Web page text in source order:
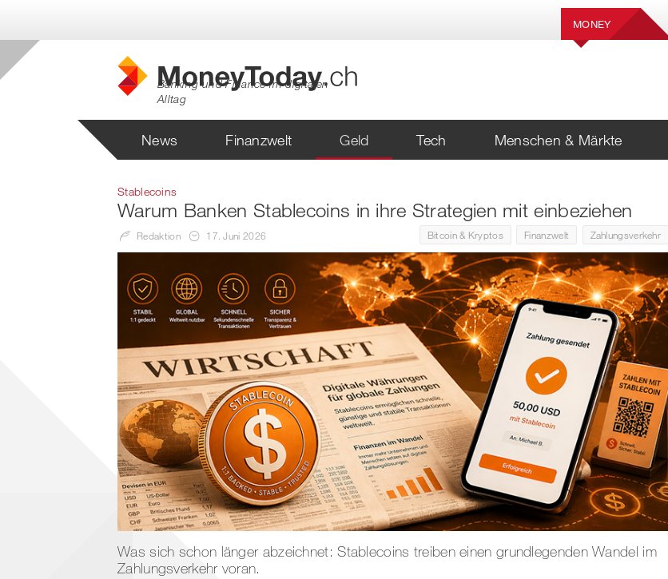
MONEY
Banking und Finance im digitalen
Alltag
News Finanzwelt Geld Tech Menschen & Märkte
Stablecoins
Warum Banken Stablecoins in ihre Strategien mit einbeziehen
Redaktion 17. Juni 2026 Bitcoin & Kryptos Finanzwelt Zahlungsverkehr
Was sich schon länger abzeichnet: Stablecoins treiben einen grundlegenden Wandel im
Zahlungsverkehr voran.